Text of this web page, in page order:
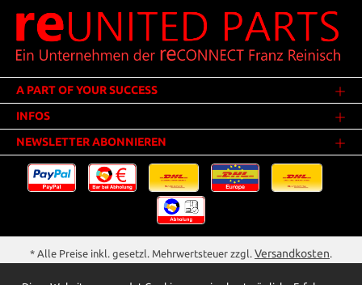
A PART OF YOUR SUCCESS
INFOS
NEWSLETTER ABONNIEREN
* Alle Preise inkl. gesetzl. Mehrwertsteuer zzgl. Versandkosten.